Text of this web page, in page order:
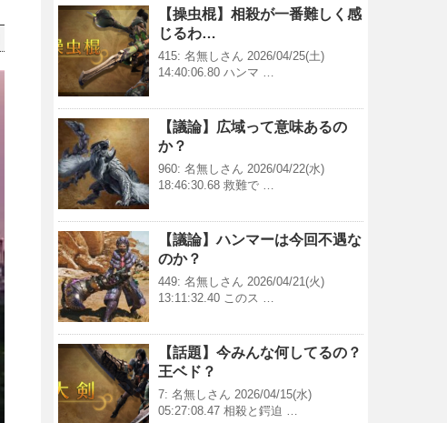
【操虫棍】相殺が一番難しく感
じるわ…
415: 名無しさん 2026/04/25(土)
14:40:06.80 ハンマ …
【議論】広域って意味あるの
か？
960: 名無しさん 2026/04/22(水)
18:46:30.68 救難で …
【議論】ハンマーは今回不遇な
のか？
449: 名無しさん 2026/04/21(火)
13:11:32.40 このス …
【話題】今みんな何してるの？
王ベド？
7: 名無しさん 2026/04/15(水)
05:27:08.47 相殺と鍔迫 …